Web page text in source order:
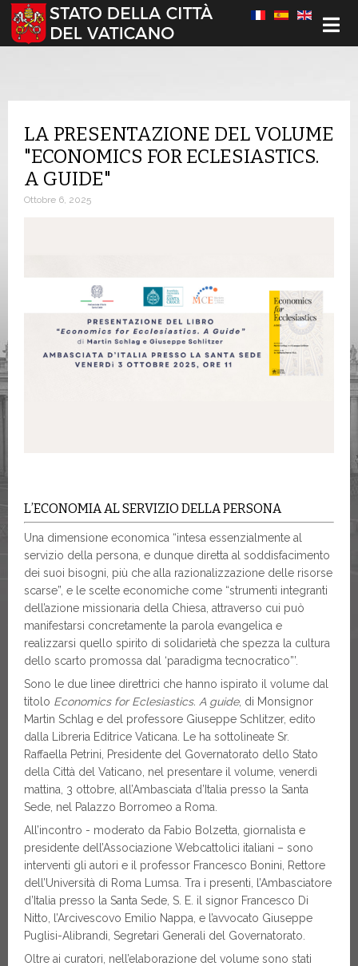
Seleziona la tua lingua
LA PRESENTAZIONE DEL VOLUME
"ECONOMICS FOR ECLESIASTICS.
A GUIDE"
Ottobre 6, 2025
L’ECONOMIA AL SERVIZIO DELLA PERSONA
Una dimensione economica “intesa essenzialmente al
servizio della persona, e dunque diretta al soddisfacimento
dei suoi bisogni, più che alla razionalizzazione delle risorse
scarse”, e le scelte economiche come “strumenti integranti
dell’azione missionaria della Chiesa, attraverso cui può
manifestarsi concretamente la parola evangelica e
realizzarsi quello spirito di solidarietà che spezza la cultura
dello scarto promossa dal ‘paradigma tecnocratico”’.
Sono le due linee direttrici che hanno ispirato il volume dal
titolo Economics for Eclesiastics. A guide, di Monsignor
Martin Schlag e del professore Giuseppe Schlitzer, edito
dalla Libreria Editrice Vaticana. Le ha sottolineate Sr.
Raffaella Petrini, Presidente del Governatorato dello Stato
della Città del Vaticano, nel presentare il volume, venerdì
mattina, 3 ottobre, all’Ambasciata d’Italia presso la Santa
Sede, nel Palazzo Borromeo a Roma.
All’incontro - moderato da Fabio Bolzetta, giornalista e
presidente dell’Associazione Webcattolici italiani – sono
interventi gli autori e il professor Francesco Bonini, Rettore
dell’Università di Roma Lumsa. Tra i presenti, l’Ambasciatore
d’Italia presso la Santa Sede, S. E. il signor Francesco Di
Nitto, l’Arcivescovo Emilio Nappa, e l’avvocato Giuseppe
Puglisi-Alibrandi, Segretari Generali del Governatorato.
Oltre ai curatori, nell’elaborazione del volume sono stati